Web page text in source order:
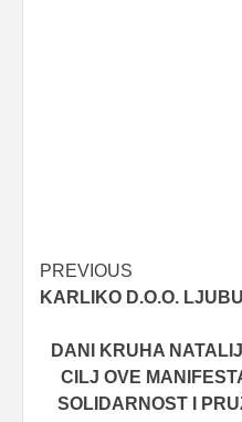
Post
navigation
PREVIOUS
KARLIKO D.O.O.
DANI KRUHA
CILJ OVE
SOLIDARNOST I